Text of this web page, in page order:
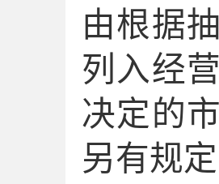
由根据
列入经
决定的
另有规